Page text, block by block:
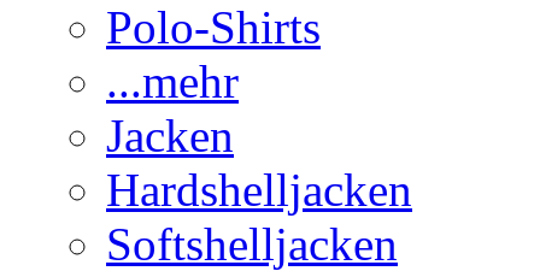
Polo-Shirts
...mehr
Jacken
Hardshelljacken
Softshelljacken